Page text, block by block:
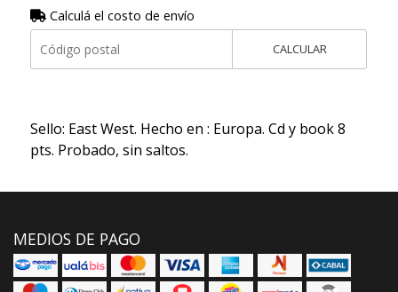
Calculá el costo de envío
CALCULAR
Sello: East West. Hecho en : Europa. Cd y book 8
pts. Probado, sin saltos.
MEDIOS DE PAGO